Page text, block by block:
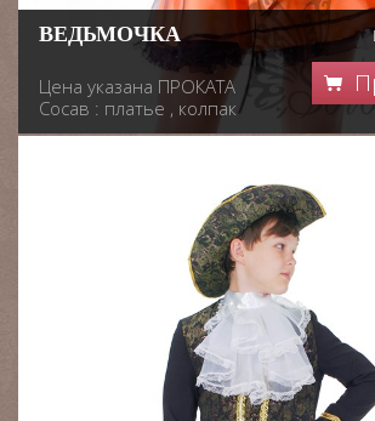
ВЕДЬМОЧКА
Цена указана ПРОКАТА
Сосав : платье , колпак
Ткань : атлас , фатин